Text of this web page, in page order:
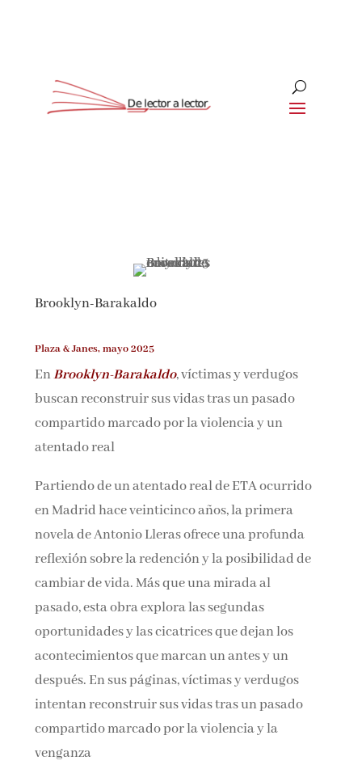
Brooklyn-Barakaldo
Plaza & Janes, mayo 2025
EnBrooklyn-Barakaldo, víctimas y verdugos
buscan reconstruir sus vidas tras un pasado
compartido marcado por la violencia y un
atentado real
Partiendo de un atentado real de ETA ocurrido
en Madrid hace veinticinco años, la primera
novela de Antonio Lleras ofrece una profunda
reflexión sobre la redención y la posibilidad de
cambiar de vida. Más que una mirada al
pasado, esta obra explora las segundas
oportunidades y las cicatrices que dejan los
acontecimientos que marcan un antes y un
después. En sus páginas, víctimas y verdugos
intentan reconstruir sus vidas tras un pasado
compartido marcado por la violencia y la
venganza
Suscríbete
Únete a nuestra comunidad de amantes de la
Nombre*
de privacidad